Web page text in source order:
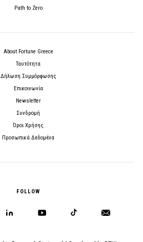
Path to Zero
About Fortune Greece
Ταυτότητα
Δήλωση Συμμόρφωσης
Επικοινωνία
Newsletter
Συνδρομή
Όροι Χρήσης
Προσωπικά Δεδομένα
FOLLOW